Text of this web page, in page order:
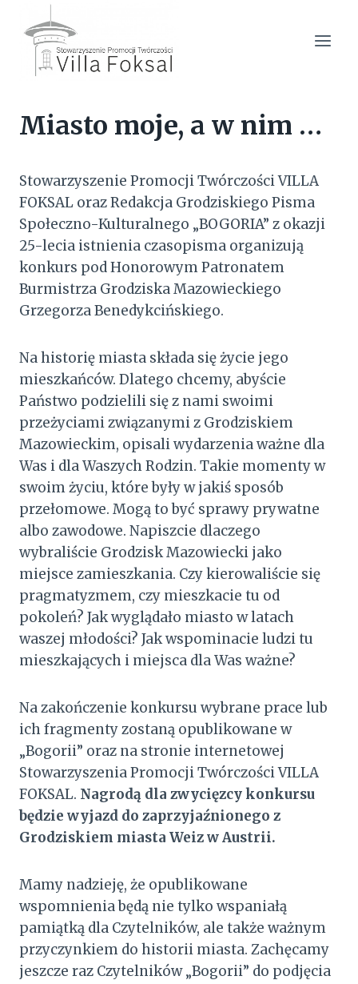
treści
Miasto moje, a w nim …
Stowarzyszenie Promocji Twórczości VILLA
FOKSAL oraz Redakcja Grodziskiego Pisma
Społeczno-Kulturalnego „BOGORIA” z okazji
25-lecia istnienia czasopisma organizują
konkurs pod Honorowym Patronatem
Burmistrza Grodziska Mazowieckiego
Grzegorza Benedykcińskiego.
Na historię miasta składa się życie jego
mieszkańców. Dlatego chcemy, abyście
Państwo podzielili się z nami swoimi
przeżyciami związanymi z Grodziskiem
Mazowieckim, opisali wydarzenia ważne dla
Was i dla Waszych Rodzin. Takie momenty w
swoim życiu, które były w jakiś sposób
przełomowe. Mogą to być sprawy prywatne
albo zawodowe. Napiszcie dlaczego
wybraliście Grodzisk Mazowiecki jako
miejsce zamieszkania. Czy kierowaliście się
pragmatyzmem, czy mieszkacie tu od
pokoleń? Jak wyglądało miasto w latach
waszej młodości? Jak wspominacie ludzi tu
mieszkających i miejsca dla Was ważne?
Na zakończenie konkursu wybrane prace lub
ich fragmenty zostaną opublikowane w
„Bogorii” oraz na stronie internetowej
Stowarzyszenia Promocji Twórczości VILLA
FOKSAL. Nagrodą dla zwycięzcy konkursu
będzie wyjazd do zaprzyjaźnionego z
Grodziskiem miasta Weiz w Austrii.
Mamy nadzieję, że opublikowane
wspomnienia będą nie tylko wspaniałą
pamiątką dla Czytelników, ale także ważnym
przyczynkiem do historii miasta. Zachęcamy
jeszcze raz Czytelników „Bogorii” do podjęcia